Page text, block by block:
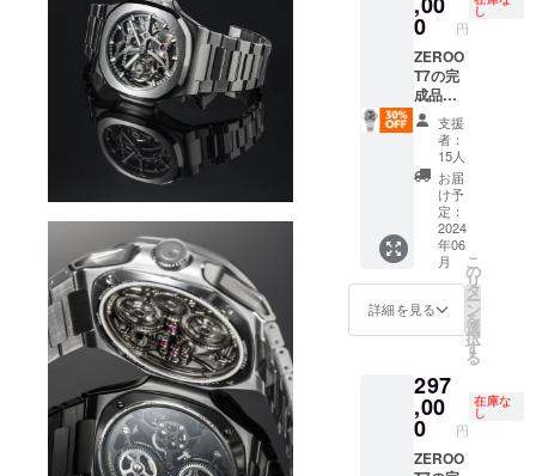
の内で徹底
的に問い直
し、我々自
身のフィロ
ソフィーを
形にしたい
と願ってい
価格に
対する
もので
す。
0 円
し
ZEROO
T7の完
成品腕
時計を1
本 税込
み/送料
無料 配
送：日
本郵便
ゆう
パック
※一般販
売価格
396,000
円 ※ 割
引率は
体の一
般販売
価格に
対する
もので
支援
者：
15人
お届
け予
定：
2024
年06
月
詳細を見る
こ
の
リ
タ
ー
ン
を
選
択
す
る
297
,00
0 円
在庫な
し
ZEROO